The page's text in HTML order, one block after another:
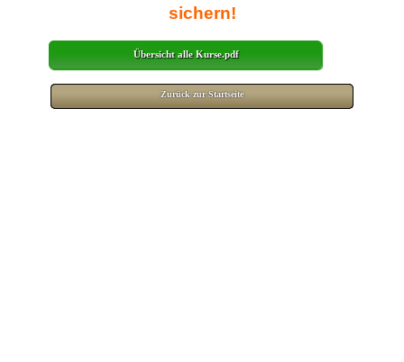
sichern!
Übersicht alle Kurse.pdf
Zurück zur Startseite